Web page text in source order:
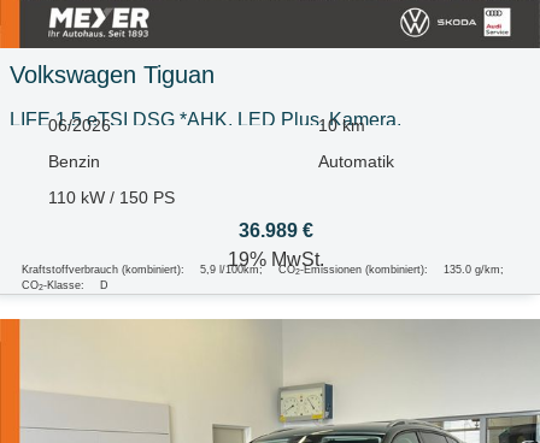
Volkswagen Tiguan
LIFE 1.5 eTSI DSG *AHK, LED Plus, Kamera,
06/2026
10 km
Benzin
Automatik
110 kW / 150 PS
36.989 €
19% MwSt.
Kraftstoffverbrauch (kombiniert): 5,9 l/100km; CO2-Emissionen (kombiniert): 135.0 g/km;
CO2-Klasse: D